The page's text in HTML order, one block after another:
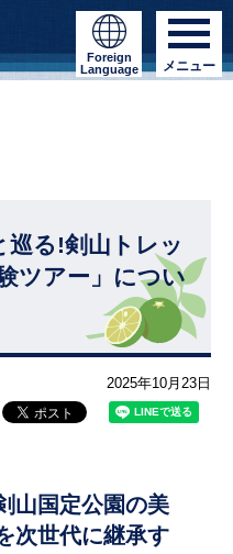
Foreign
Language
メニュー
巡る!剣山トレッ
ツアー」につい
2025年10月23日
山国定公園の美
次世代に継承す